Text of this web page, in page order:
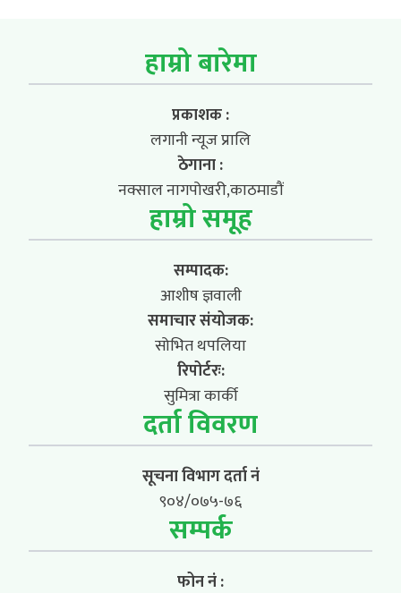
हाम्रो बारेमा
प्रकाशक :
लगानी न्यूज प्रालि
ठेगाना :
नक्साल नागपोखरी,काठमाडौं
हाम्रो समूह
सम्पादक:
आशीष ज्ञवाली
समाचार संयोजक:
सोभित थपलिया
रिपोर्टरः:
सुमित्रा कार्की
दर्ता विवरण
सूचना विभाग दर्ता नं
९०४/०७५-७६
सम्पर्क
फोन नं :